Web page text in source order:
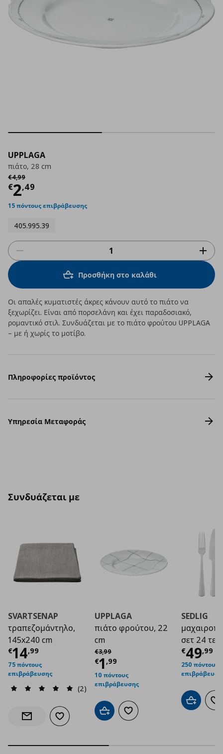
UPPLAGA
πιάτο, 28 cm
€4,99
Αρχική τιμή
€2,49
Τρέχουσα τιμή
15 πόντους επιβράβευσης
405.995.39
Προσθήκη στο καλάθι
Οι απαλές κυματιστές άκρες κάνουν αυτό το πιάτο να
ξεχωρίζει. Είναι από πορσελάνη και έχει παραδοσιακό,
ρομαντικό στιλ. Συνδυάζεται με το πιάτο φρούτου UPPLAGA
– με ή χωρίς το μοτίβο.
Πληροφορίες προϊόντος
Υπηρεσία Μεταφοράς
Συνδυάζεται με
SVARTSENAP
τραπεζομάντηλο,
145x240 cm
€14,99
Τρέχουσα τιμή
75 πόντους
επιβράβευσης
(2)
Ενημέρωση διαθεσιμότητας
Προσθήκη στα αγαπημένα
UPPLAGA
πιάτο φρούτου, 22
cm
€3,99
Αρχική τιμή
€1 ,99
Τρέχουσα τιμή€
10 πόντους
επιβράβευσης
Προσθήκη στο καλάθι
Προσθήκη στα αγαπημένα
SEDLIG
σετ 24 τεμ.
€49,99
250 πόντους
Προσθήκη